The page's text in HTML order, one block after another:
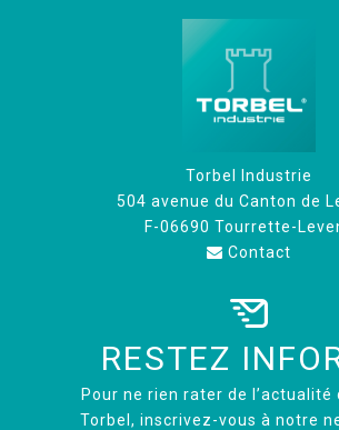
Torbel Industrie
504 avenue du Canton de
F-06690 Tourrette-
Contact
RESTEZ
Pour ne rien rater de l’actualité
Torbel, inscrivez-vous à notre